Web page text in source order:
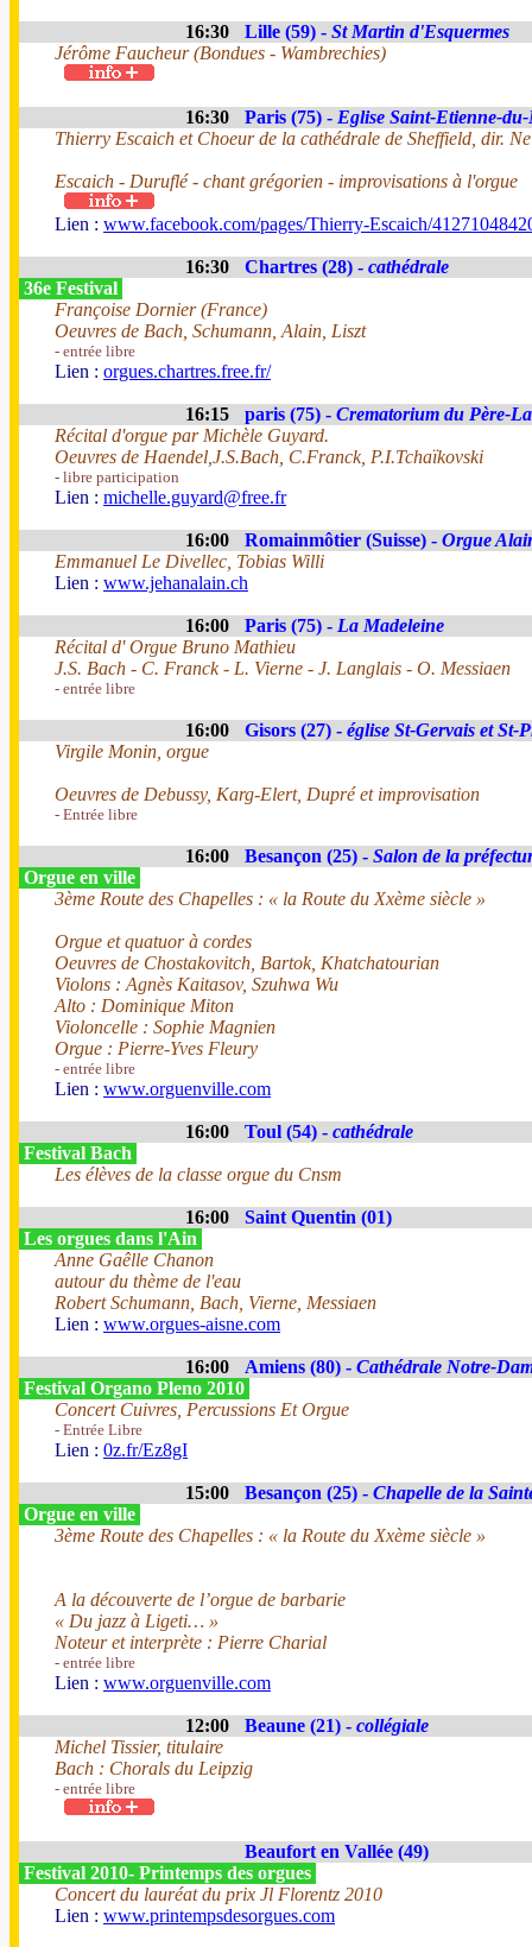
16:30 Lille (59) - St Martin d'Esquermes
Jérôme Faucheur (Bondues - Wambrechies)
16:30 Paris (75) - Eglise Saint-Etienne-
Thierry Escaich et Choeur de la cathédrale de Sheffield, dir.
Escaich - Duruflé - chant grégorien - improvisations à l'orgue
Lien : www.facebook.com/pages/Thierry-Escaich/
16:30 Chartres (28) - cathédrale
36e Festival
Françoise Dornier (France)
Oeuvres de Bach, Schumann, Alain, Liszt
- entrée libre
Lien : orgues.chartres.free.fr/
16:15 paris (75) - Crematorium du Père-
Récital d'orgue par Michèle Guyard.
Oeuvres de Haendel,J.S.Bach, C.Franck, P.I.Tchaïkovski
- libre participation
Lien : michelle.guyard@free.fr
16:00 Romainmôtier (Suisse) - Orgue
Emmanuel Le Divellec, Tobias Willi
Lien : www.jehanalain.ch
16:00 Paris (75) - La Madeleine
Récital d' Orgue Bruno Mathieu
J.S. Bach - C. Franck - L. Vierne - J. Langlais - O. Messiaen
- entrée libre
16:00 Gisors (27) - église St-Gervais et St-
Virgile Monin, orgue
Oeuvres de Debussy, Karg-Elert, Dupré et improvisation
- Entrée libre
16:00 Besançon (25) - Salon de la
Orgue en ville
3ème Route des Chapelles : « la Route du Xxème siècle »
Orgue et quatuor à cordes
Oeuvres de Chostakovitch, Bartok, Khatchatourian
Violons : Agnès Kaitasov, Szuhwa Wu
Alto : Dominique Miton
Violoncelle : Sophie Magnien
Orgue : Pierre-Yves Fleury
- entrée libre
Lien : www.orguenville.com
16:00 Toul (54) - cathédrale
Festival Bach
Les élèves de la classe orgue du Cnsm
16:00
Saint Quentin (01)
Les orgues dans l'Ain
Anne Gaêlle Chanon
autour du thème de l'eau
Robert Schumann, Bach, Vierne, Messiaen
Lien : www.orgues-aisne.com
16:00 Amiens (80) - Cathédrale Notre-
Festival Organo Pleno 2010
Concert Cuivres, Percussions Et Orgue
- Entrée Libre
Lien : 0z.fr/Ez8gI
15:00 Besançon (25) - Chapelle de la
Orgue en ville
3ème Route des Chapelles : « la Route du Xxème siècle »
A la découverte de l’orgue de barbarie
« Du jazz à Ligeti… »
Noteur et interprète : Pierre Charial
- entrée libre
Lien : www.orguenville.com
12:00 Beaune (21) - collégiale
Michel Tissier, titulaire
Bach : Chorals du Leipzig
- entrée libre
Beaufort en Vallée (49)
Festival 2010- Printemps des orgues
Concert du lauréat du prix Jl Florentz 2010
Lien : www.printempsdesorgues.com